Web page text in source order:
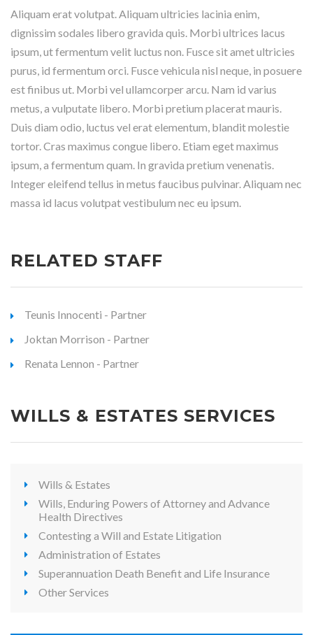
Aliquam erat volutpat. Aliquam ultricies lacinia enim,
dignissim sodales libero gravida quis. Morbi ultrices lacus
ipsum, ut fermentum velit luctus non. Fusce sit amet ultricies
purus, id fermentum orci. Fusce vehicula nisl neque, in posuere
est finibus ut. Morbi vel ullamcorper arcu. Nam id varius
metus, a vulputate libero. Morbi pretium placerat mauris.
Duis diam odio, luctus vel erat elementum, blandit molestie
tortor. Cras maximus congue libero. Etiam eget maximus
ipsum, a fermentum quam. In gravida pretium venenatis.
Integer eleifend tellus in metus faucibus pulvinar. Aliquam nec
massa id lacus volutpat vestibulum nec eu ipsum.
RELATED STAFF
Teunis Innocenti - Partner
Joktan Morrison - Partner
Renata Lennon - Partner
WILLS & ESTATES SERVICES
Wills & Estates
Wills, Enduring Powers of Attorney and Advance
Health Directives
Contesting a Will and Estate Litigation
Administration of Estates
Superannuation Death Benefit and Life Insurance
Other Services